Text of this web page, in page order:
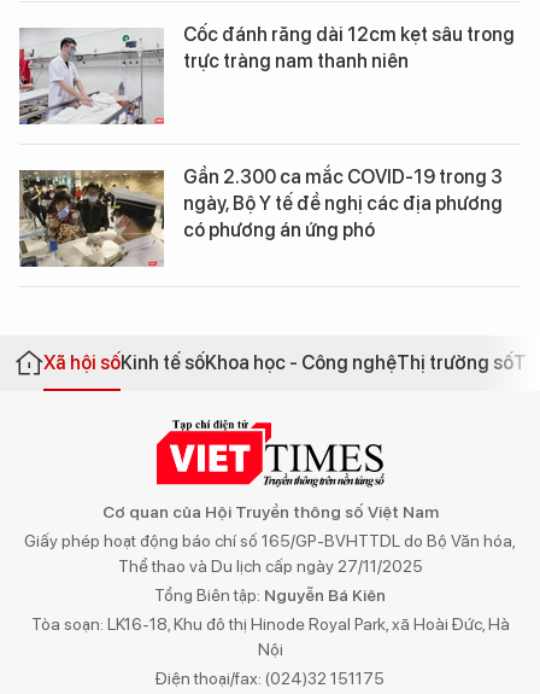
Cốc đánh răng dài 12cm kẹt sâu trong
trực tràng nam thanh niên
Gần 2.300 ca mắc COVID-19 trong 3
ngày, Bộ Y tế đề nghị các địa phương
có phương án ứng phó
Xã hội sốKinh tế sốKhoa học - Công nghệThị trường số
Cơ quan của Hội Truyền thông số Việt Nam
Giấy phép hoạt động báo chí số 165/GP-BVHTTDL do Bộ Văn hóa,
Thể thao và Du lịch cấp ngày 27/11/2025
Tổng Biên tập: Nguyễn Bá Kiên
Tòa soạn: LK16-18, Khu đô thị Hinode Royal Park, xã Hoài Đức, Hà
Nội
Điện thoại/fax: (024)32 151175